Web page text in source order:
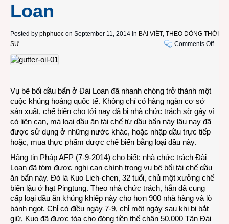
Loan
Posted by phphuoc on September 11, 2014 in BÀI VIẾT, THEO DÒNG THỜI
SỰ
Comments Offon
Đài
Vụ bê bối dầu bẩn ở Đài Loan đã nhanh chóng trở thành một
cuộc khủng hoảng quốc tế. Không chỉ có hàng ngàn cơ sở
sản xuất, chế biến cho tới nay đã bị nhà chức trách sờ gáy vì
có liên can, mà loại dầu ăn tái chế từ dầu bẩn này lâu nay đã
được sử dụng ở những nước khác, hoặc nhập dầu trực tiếp
hoặc, mua thực phẩm được chế biến bằng loại dầu này.
Hãng tin Pháp AFP (7-9-2014) cho biết: nhà chức trách Đài
Loan đã tóm được nghi can chính trong vụ bê bối tái chế dầu
ăn bẩn này. Đó là Kuo Lieh-chen, 32 tuổi, chủ một xưởng chế
biến lậu ở hạt Pingtung. Theo nhà chức trách, hắn đã cung
cấp loại dầu ăn khủng khiếp này cho hơn 900 nhà hàng và lò
bánh ngọt. Chỉ có điều ngày 7-9, chỉ một ngày sau khi bị bắt
giữ, Kuo đã được tòa cho đóng tiền thế chân 50.000 Tân Đài